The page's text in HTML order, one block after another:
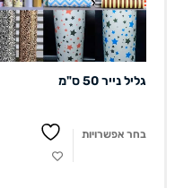
גליל נייר 50 ס"מ
בחר אפשרויות